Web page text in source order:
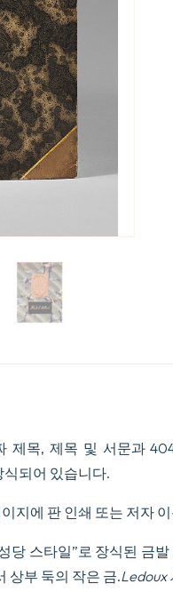
제목, 제목 및 서문과
되어 있습니다.
지에 판 인쇄 또는 저자
당 스타일”로 장식된 금
상부 둑의 작은 금.Ledoux